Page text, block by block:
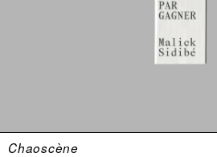
Chaoscène